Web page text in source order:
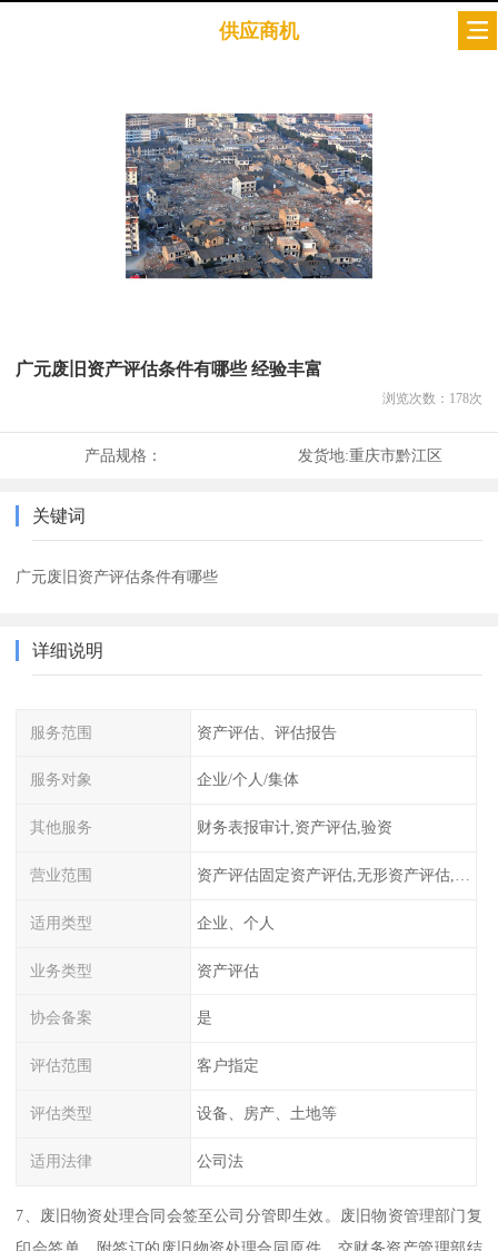
供应商机
广元废旧资产评估条件有哪些 经验丰富
浏览次数： 178次
产品规格： 发货地:重庆市黔江区
关键词
广元废旧资产评估条件有哪些
详细说明
服务范围 资产评估、评估报告
服务对象 企业/个人/集体
其他服务 财务表报审计,资产评估,验资
营业范围
适用类型 企业、个人
业务类型 资产评估
协会备案 是
评估范围 客户指定
评估类型 设备、房产、土地等
适用法律 公司法
7、废旧物资处理合同会签至公司分管即生效。废旧物资管理部门复
印会签单、附签订的废旧物资处理合同原件，交财务资产管理部结